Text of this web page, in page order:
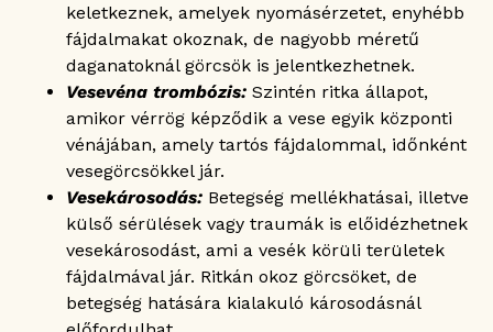
keletkeznek, amelyek nyomásérzetet, enyhébb
fájdalmakat okoznak, de nagyobb méretű
daganatoknál görcsök is jelentkezhetnek.
Vesevéna trombózis: Szintén ritka állapot,
amikor vérrög képződik a vese egyik központi
vénájában, amely tartós fájdalommal, időnként
vesegörcsökkel jár.
Vesekárosodás: Betegség mellékhatásai, illetve
külső sérülések vagy traumák is előidézhetnek
vesekárosodást, ami a vesék körüli területek
fájdalmával jár. Ritkán okoz görcsöket, de
betegség hatására kialakuló károsodásnál